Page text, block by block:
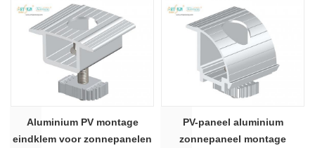
Aluminium PV montage
eindklem voor zonnepanelen
PV-paneel aluminium
zonnepaneel montage